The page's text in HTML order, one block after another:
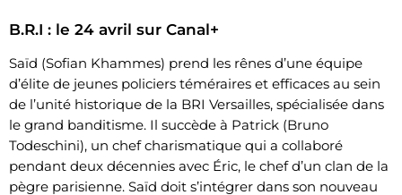
B.R.I : le 24 avril sur Canal+
Saïd (Sofian Khammes) prend les rênes d’une équipe
d’élite de jeunes policiers téméraires et efficaces au sein
de l’unité historique de la BRI Versailles, spécialisée dans
le grand banditisme. Il succède à Patrick (Bruno
Todeschini), un chef charismatique qui a collaboré
pendant deux décennies avec Éric, le chef d’un clan de la
pègre parisienne. Saïd doit s’intégrer dans son nouveau